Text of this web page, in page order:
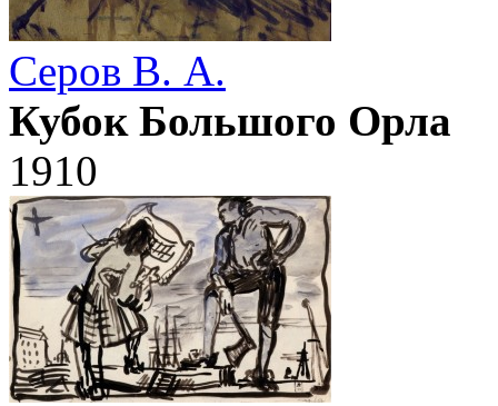
Серов В. А.
Кубок Большого Орла
1910